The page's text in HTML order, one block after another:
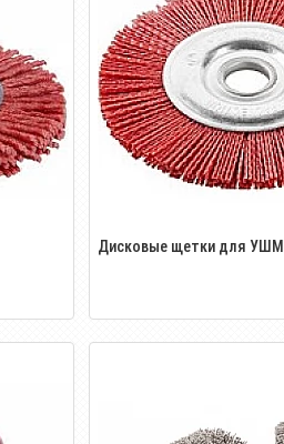
Дисковые щетки для УШМ